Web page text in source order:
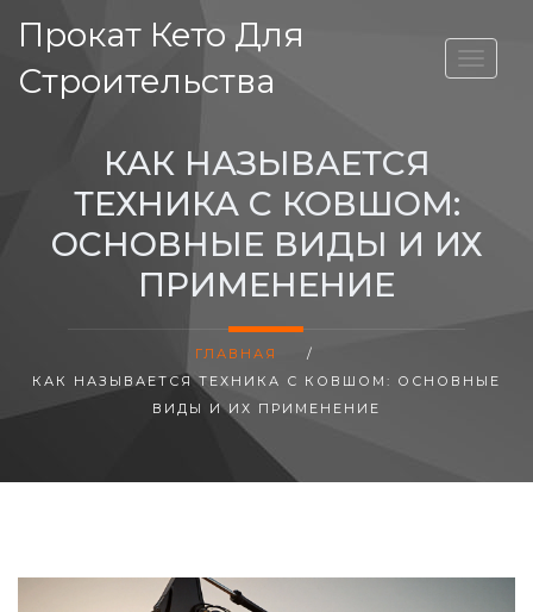
Прокат Кето Для
Строительства
ВЫСОТА ДОМА
КАК НАЗЫВАЕТСЯ
ТЕХНИКА С КОВШОМ:
ОСНОВНЫЕ ВИДЫ И ИХ
ПРИМЕНЕНИЕ
ГЛАВНАЯ
/
КАК НАЗЫВАЕТСЯ ТЕХНИКА С КОВШОМ: ОСНОВНЫЕ
ВИДЫ И ИХ ПРИМЕНЕНИЕ